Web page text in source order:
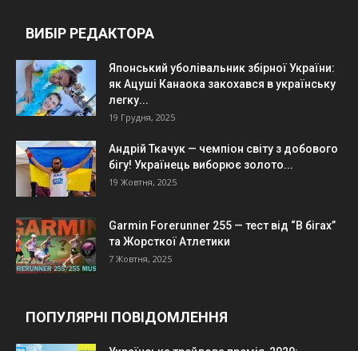
ВИБІР РЕДАКТОРА
Японський уболівальник збірної України:
як Ацуші Канаока закохався в українську
легку...
19 Грудня, 2025
Андрій Ткачук — чемпіон світу з добового
бігу! Українець виборює золото...
19 Жовтня, 2025
Garmin Forerunner 255 — тест від “В бігах”
та Жорсткої Атлетики
7 Жовтня, 2025
ПОПУЛЯРНІ ПОВІДОМЛЕННЯ